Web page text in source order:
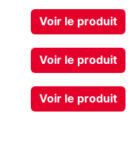
Voir le produit
Voir le produit
Voir le produit